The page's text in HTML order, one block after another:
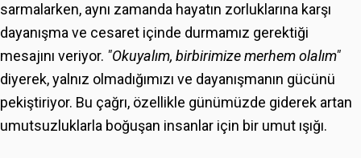
sarmalarken, aynı zamanda hayatın zorluklarına karşı
dayanışma ve cesaret içinde durmamız gerektiği
mesajını veriyor. "Okuyalım, birbirimize merhem olalım"
diyerek, yalnız olmadığımızı ve dayanışmanın gücünü
pekiştiriyor. Bu çağrı, özellikle günümüzde giderek artan
umutsuzluklarla boğuşan insanlar için bir umut ışığı.